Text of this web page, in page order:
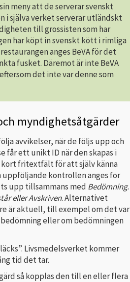
meny att de serverar svenskt
i själva verket serverar utländskt
till grossisten som har
har köpt in svenskt kött i rimliga
anges BeVA för det
fusket. Däremot är inte BeVA
det inte var denne som
myndighetsåtgärder
avvikelser, när de följs upp och
får ett unikt ID när den skapas i
fritextfält för att själv känna
uppföljande kontrollen anges för
upp tillsammans med Bedömning.
eller Avskriven. Alternativet
är aktuell, till exempel om det var
eller om bedömningen
Livsmedelsverket kommer
tid det tar.
så kopplas den till en eller flera